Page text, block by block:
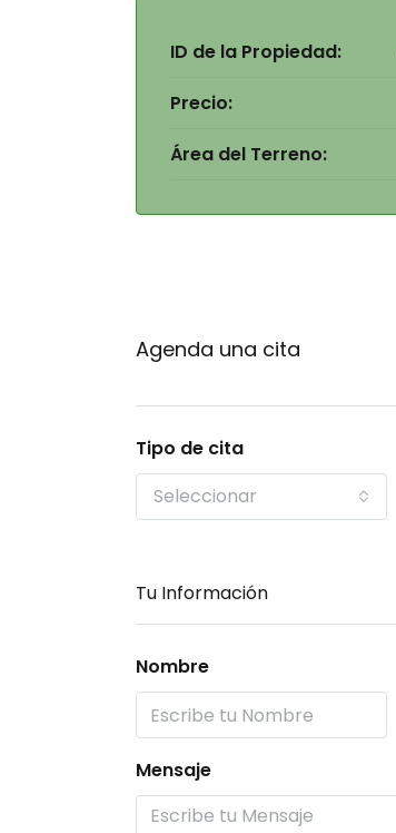
ID de la Propiedad:
Precio:
Área del Terreno:
Agenda una cita
Tipo de cita
Seleccionar
Tu Información
Nombre
Mensaje